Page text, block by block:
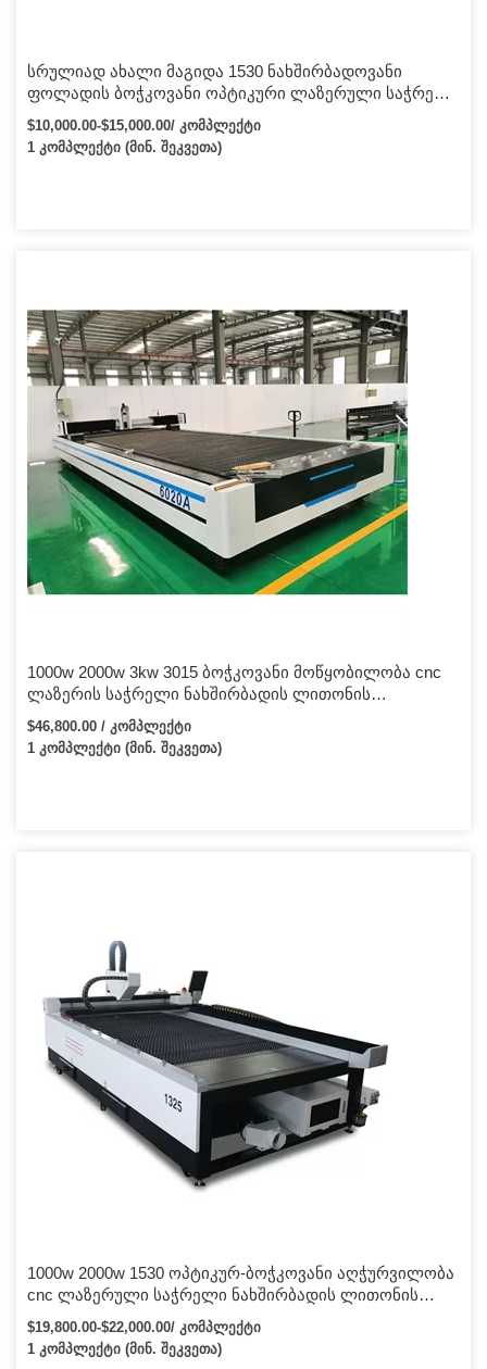
სრულიად ახალი მაგიდა 1530 ნახშირბადოვანი
ფოლადის ბოჭკოვანი ოპტიკური ლაზერული საჭრელი
მანქანა ლითონის ფირფიტა და მილის საჭრელი
მანქანა მბრუნავი
$10,000.00-$15,000.00/ კომპლექტი
1 კომპლექტი (მინ. შეკვეთა)
1000w 2000w 3kw 3015 ბოჭკოვანი მოწყობილობა cnc
ლაზერის საჭრელი ნახშირბადის ლითონის
ბოჭკოვანი ლაზერული საჭრელი მანქანა უჟანგავი
ფოლადის ფურცლისთვის
$46,800.00 / კომპლექტი
1 კომპლექტი (მინ. შეკვეთა)
1000w 2000w 1530 ოპტიკურ-ბოჭკოვანი აღჭურვილობა
cnc ლაზერული საჭრელი ნახშირბადის ლითონის
ბოჭკოვანი ლაზერული საჭრელი მანქანა 6000W
$19,800.00-$22,000.00/ კომპლექტი
1 კომპლექტი (მინ. შეკვეთა)